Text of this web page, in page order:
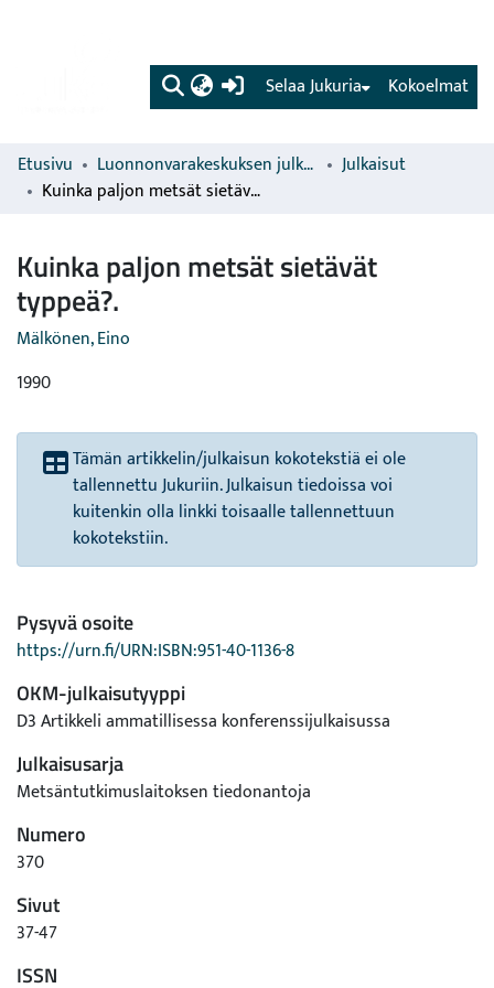
(current) Kokoelmat
Selaa Jukuria
Etusivu Luonnonvarakeskuksen julkaisut
Julkaisut
Kuinka paljon metsät sietävät typpeä?.
Kuinka paljon metsät sietävät
typpeä?.
Mälkönen, Eino
1990
Tämän artikkelin/julkaisun kokotekstiä ei ole
tallennettu Jukuriin. Julkaisun tiedoissa voi
kuitenkin olla linkki toisaalle tallennettuun
kokotekstiin.
Pysyvä osoite
https://urn.fi/URN:ISBN:951-40-1136-8
OKM-julkaisutyyppi
D3 Artikkeli ammatillisessa konferenssijulkaisussa
Julkaisusarja
Metsäntutkimuslaitoksen tiedonantoja
Numero
370
Sivut
37-47
ISSN